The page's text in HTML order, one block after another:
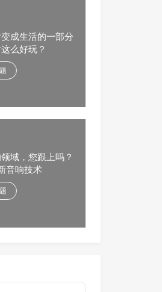
成生活的一部分
么好玩？
域，您跟上吗？
音响技术